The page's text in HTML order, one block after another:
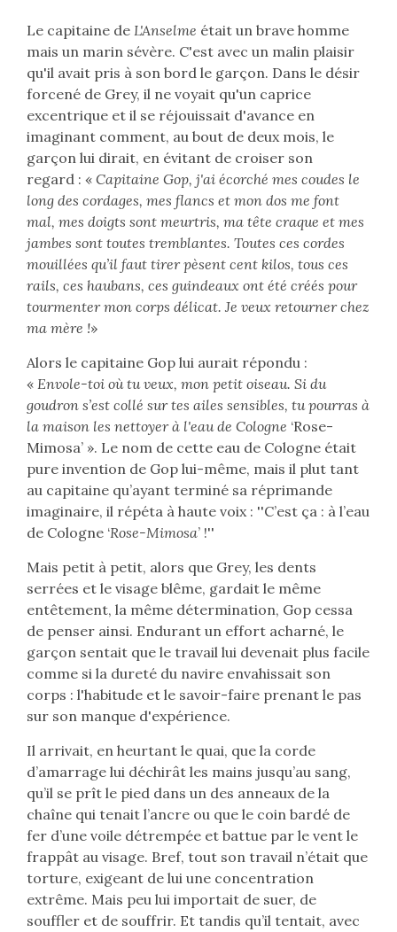
Le capitaine de L'Anselme était un brave homme
mais un marin sévère. C'est avec un malin plaisir
qu'il avait pris à son bord le garçon. Dans le désir
forcené de Grey, il ne voyait qu'un caprice
excentrique et il se réjouissait d'avance en
imaginant comment, au bout de deux mois, le
garçon lui dirait, en évitant de croiser son
regard : « Capitaine Gop, j'ai écorché mes coudes le
long des cordages, mes flancs et mon dos me font
mal, mes doigts sont meurtris, ma tête craque et mes
jambes sont toutes tremblantes. Toutes ces cordes
mouillées qu’il faut tirer pèsent cent kilos, tous ces
rails, ces haubans, ces guindeaux ont été créés pour
tourmenter mon corps délicat. Je veux retourner chez
ma mère !»
Alors le capitaine Gop lui aurait répondu :
« Envole-toi où tu veux, mon petit oiseau. Si du
goudron s’est collé sur tes ailes sensibles, tu pourras à
la maison les nettoyer à l'eau de Cologne ‘Rose-
Mimosa’ ». Le nom de cette eau de Cologne était
pure invention de Gop lui-même, mais il plut tant
au capitaine qu’ayant terminé sa réprimande
imaginaire, il répéta à haute voix : ''C’est ça : à l’eau
de Cologne ‘Rose-Mimosa’ !''
Mais petit à petit, alors que Grey, les dents
serrées et le visage blême, gardait le même
entêtement, la même détermination, Gop cessa
de penser ainsi. Endurant un effort acharné, le
garçon sentait que le travail lui devenait plus facile
comme si la dureté du navire envahissait son
corps : l'habitude et le savoir-faire prenant le pas
sur son manque d'expérience.
Il arrivait, en heurtant le quai, que la corde
d’amarrage lui déchirât les mains jusqu’au sang,
qu’il se prît le pied dans un des anneaux de la
chaîne qui tenait l’ancre ou que le coin bardé de
fer d’une voile détrempée et battue par le vent le
frappât au visage. Bref, tout son travail n’était que
torture, exigeant de lui une concentration
extrême. Mais peu lui importait de suer, de
souffler et de souffrir. Et tandis qu’il tentait, avec